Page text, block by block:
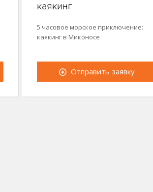
каякинг
5 часовое морское приключение:
каякинг в Миконосе
Отправить заявку